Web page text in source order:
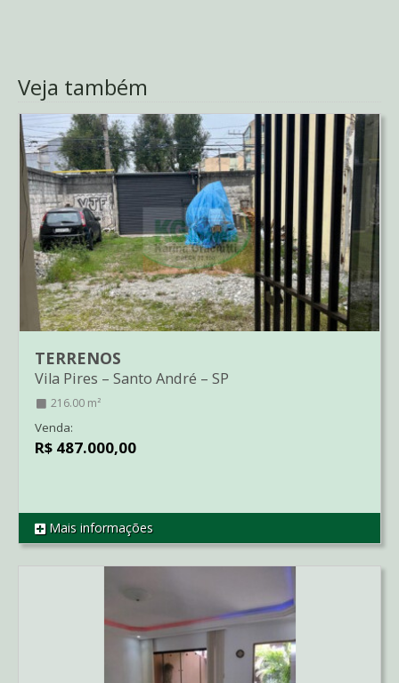
Veja também
REF TE1198
TERRENOS
Vila Pires – Santo André – SP
216.00 m²
Venda:
R$ 487.000,00
Mais informações